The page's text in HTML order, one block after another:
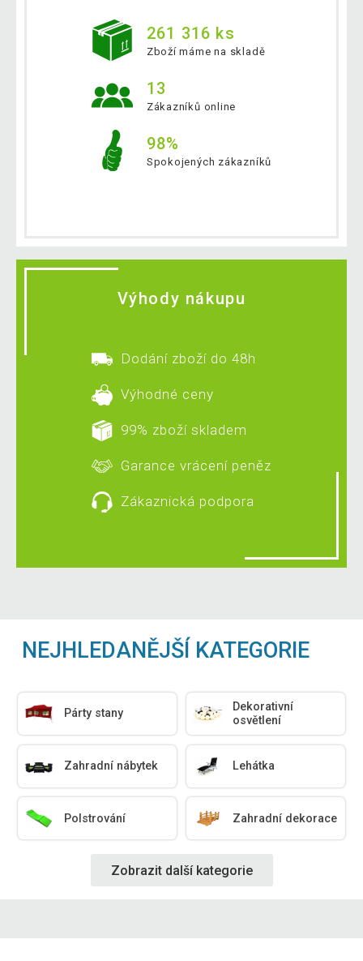
261 316 ks
Zboží máme na skladě
13
Zákazníků online
98%
Spokojených zákazníků
Výhody nákupu
Dodání zboží do 48h
Výhodné ceny
99% zboží skladem
Garance vrácení peněz
Zákaznická podpora
NEJHLEDANĚJŠÍ KATEGORIE
Párty stany
Dekorativní
osvětlení
Zahradní nábytek Lehátka
Polstrování Zahradní dekorace
Zobrazit další kategorie